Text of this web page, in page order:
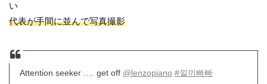
い
代表が手間に並んで写真撮影
Attention seeker …. get off @lenzopiano #낄끼빠빠